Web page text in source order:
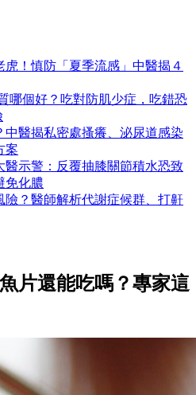
！慎防「夏季流感」中醫揭４
哪個好？吃對防肌少症，吃錯恐
中醫揭私密處搔癢、泌尿道感染
案
醫示警：反覆抽膝關節積水恐致
免化膿
險？醫師解析代謝症候群、打鼾
片還能吃嗎？專家這